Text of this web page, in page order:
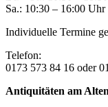
Sa.: 10:30 – 16:00 Uhr
Individuelle Termine
Telefon:
0173 573 84 16 oder
Antiquitäten am